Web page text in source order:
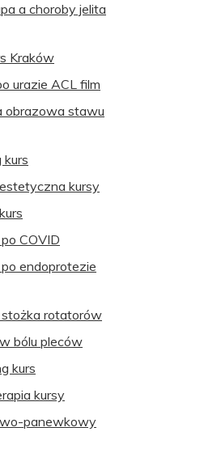
a choroby jelita
Kraków
urazie ACL film
obrazowa stawu
kurs
kursy
COVID
endoprotezie
stożka rotatorów
bólu pleców
kurs
kursy
panewkowy